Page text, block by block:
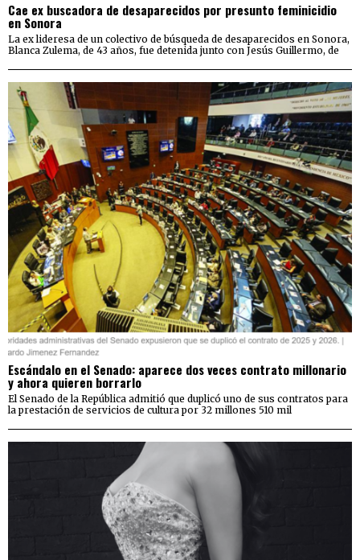
Cae ex buscadora de desaparecidos por presunto feminicidio
en Sonora
La ex lideresa de un colectivo de búsqueda de desaparecidos en Sonora,
Blanca Zulema, de 43 años, fue detenida junto con Jesús Guillermo, de
Escándalo en el Senado: aparece dos veces contrato millonario
y ahora quieren borrarlo
El Senado de la República admitió que duplicó uno de sus contratos para
la prestación de servicios de cultura por 32 millones 510 mil